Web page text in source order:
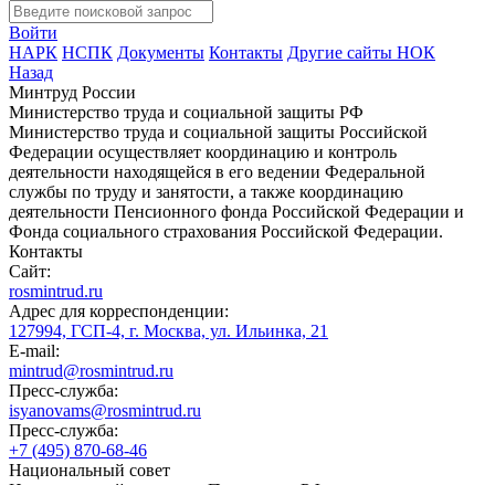
Войти
НАРК НСПК Документы Контакты Другие сайты НОК
Назад
Минтруд России
Министерство труда и социальной защиты РФ
Министерство труда и социальной защиты Российской
Федерации осуществляет координацию и контроль
деятельности находящейся в его ведении Федеральной
службы по труду и занятости, а также координацию
деятельности Пенсионного фонда Российской Федерации и
Фонда социального страхования Российской Федерации.
Контакты
Сайт:
rosmintrud.ru
Адрес для корреспонденции:
127994, ГСП-4, г. Москва, ул. Ильинка, 21
E-mail:
mintrud@rosmintrud.ru
Пресс-служба:
isyanovams@rosmintrud.ru
Пресс-служба:
+7 (495) 870-68-46
Национальный совет